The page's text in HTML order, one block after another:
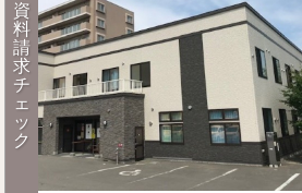
資
料
請
求
チ
ェ
ッ
ク